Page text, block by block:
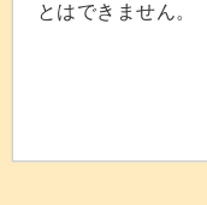
とはできません。